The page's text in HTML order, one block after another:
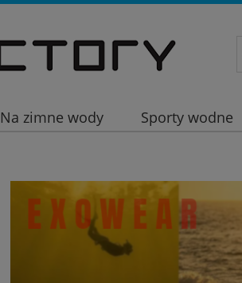
Na zimne wody Sporty wodne